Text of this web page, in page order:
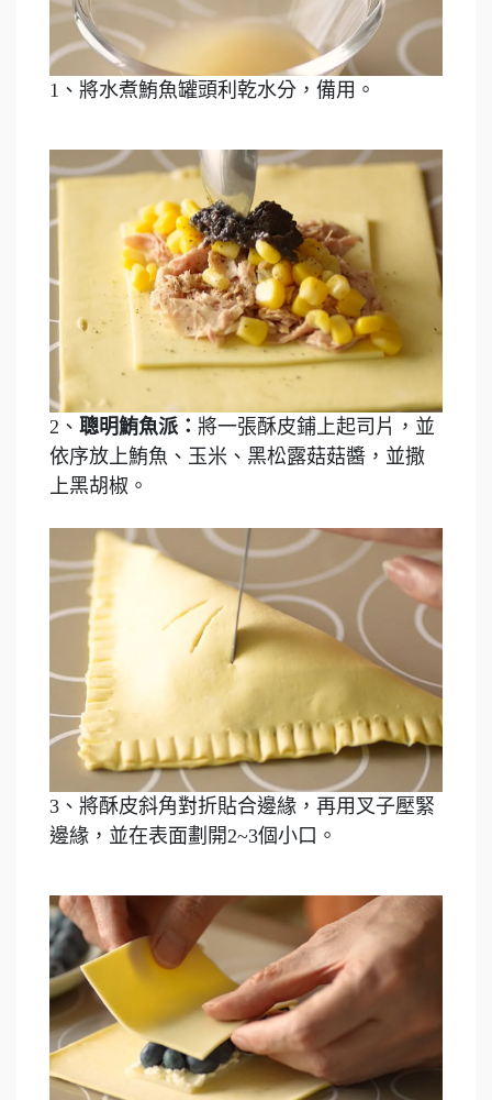
1、將水煮鮪魚罐頭利乾水分，備用。
2、 聰明鮪魚派： 將一張酥皮鋪上起司片，並
依序放上鮪魚、玉米、黑松露菇菇醬，並撒
上黑胡椒。
3、將酥皮斜角對折貼合邊緣，再用叉子壓緊
邊緣，並在表面劃開2~3個小口。